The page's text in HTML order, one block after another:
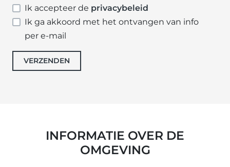
Ik accepteer de privacybeleid
Ik ga akkoord met het ontvangen van info
per e-mail
VERZENDEN
INFORMATIE OVER DE
OMGEVING